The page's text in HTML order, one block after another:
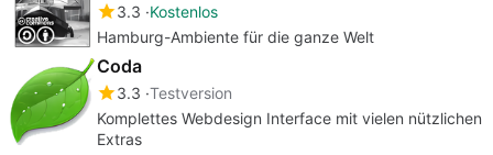
3.3 Kostenlos
Hamburg-Ambiente für die ganze Welt
Coda
3.3 Testversion
Komplettes Webdesign Interface mit vielen nützlichen
Extras